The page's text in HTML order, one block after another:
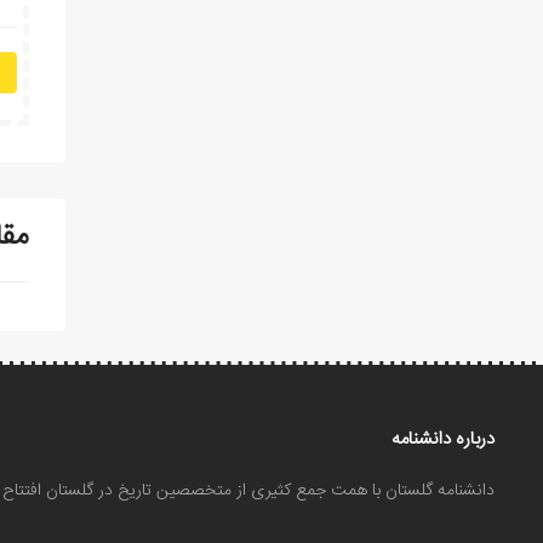
درباره دانشنامه
دانشنامه گلستان با همت جمع کثیری از متخصصین تاریخ در گلستان